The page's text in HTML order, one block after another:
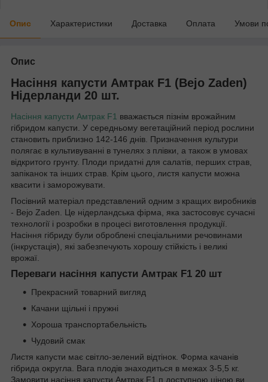
Опис Характеристики Доставка Оплата Умови
Опис
Насіння капусти Амтрак F1 (Bejo Zaden)
Нідерланди 20 шт.
Насіння капусти Амтрак F1 вважається пізнім врожайним
гібридом капусти. У середньому вегетаційний період рослини
становить приблизно 142-146 днів. Призначення культури
полягає в культивуванні в тунелях з плівки, а також в умовах
відкритого грунту. Плоди придатні для салатів, перших страв,
запіканок та інших страв. Крім цього, листя капусти можна
квасити і заморожувати.
Посівний матеріал представлений одним з кращих виробників
- Bejo Zaden. Це нідерландська фірма, яка застосовує сучасні
технології і розробки в процесі виготовлення продукції.
Насіння гібриду були оброблені спеціальними речовинами
(інкрустація), які забезпечують хорошу стійкість і великі
врожаї.
Переваги насіння капусти Амтрак F1 20 шт
Прекрасний товарний вигляд
Качани щільні і пружні
Хороша транспортабельність
Чудовий смак
Листя капусти має світло-зелений відтінок. Форма качанів
гібрида округла. Вага плодів знаходиться в межах 3-5,5 кг.
Замовити насіння капусти Амтрак F1 п доступною ціною ви